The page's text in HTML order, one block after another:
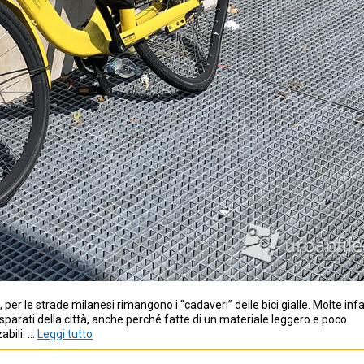
le strade milanesi rimangono i “cadaveri” delle bici gialle. Molte
della città, anche perché fatte di un materiale leggero e poco
… Leggi tutto